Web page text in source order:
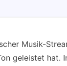
Musik-
geleistet hat.